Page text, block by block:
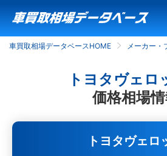
車買取相場データベースHOME メーカー・
トヨタヴェロ
価格相場
トヨタヴェロ